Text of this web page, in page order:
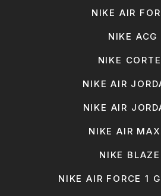
NIKE AIR
NIKE ACG
NIKE
NIKE AIR
NIKE AIR
NIKE AIR
NIKE
NIKE AIR FORCE 1